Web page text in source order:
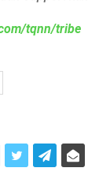
tqnn/tribe